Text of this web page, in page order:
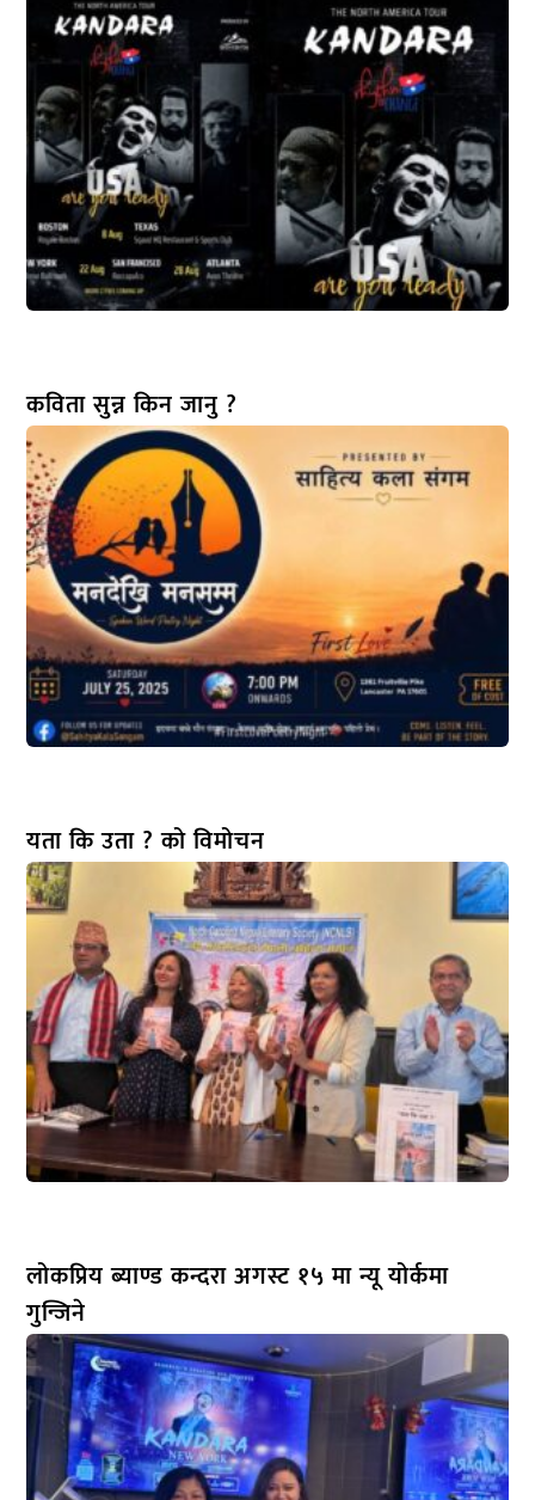
कविता सुन्न किन जानु ?
यता कि उता ? को विमोचन
लोकप्रिय ब्याण्ड कन्दरा अगस्ट १५ मा न्यू योर्कमा
गुन्जिने